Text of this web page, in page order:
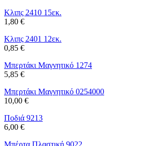
Κλιπς 2410 15εκ.
1,80 €
Κλιπς 2401 12εκ.
0,85 €
Μπερτάκι Μαγνητικό 1274
5,85 €
Μπερτάκι Μαγνητικό 0254000
10,00 €
Ποδιά 9213
6,00 €
Μπέρτα Πλαστική 9022